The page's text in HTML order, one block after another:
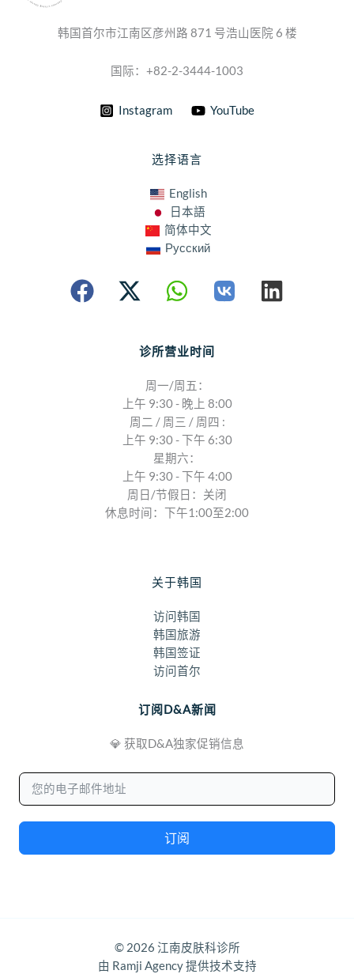
韩国首尔市江南区彦州路 871 号浩山医院 6 楼
国际：+82-2-3444-1003
Instagram YouTube
选择语言
English
日本語
简体中文
Русский
诊所营业时间
周一/周五：
上午 9:30 - 晚上 8:00
周二 / 周三 / 周四 :
上午 9:30 - 下午 6:30
星期六：
上午 9:30 - 下午 4:00
周日/节假日：关闭
休息时间：下午1:00至2:00
关于韩国
访问韩国
韩国旅游
韩国签证
访问首尔
订阅D&A新闻
💎 获取D&A独家促销信息
订阅
© 2026 江南皮肤科诊所
由 Ramji Agency 提供技术支持